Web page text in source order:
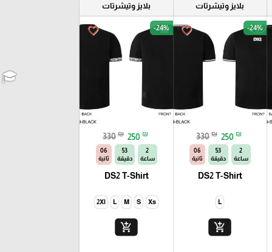
بلايز وتيشرتات
favorite_border -24%
330 ₪ 250 ₪
2
ساعة
53
دقيقة
04
ثانية
DS2 T-Shirt
L
add_shopping_cart
بلايز وتيشرتات
favorite_border -24%
330 ₪ 250 ₪
2
ساعة
53
دقيقة
04
ثانية
DS2 T-Shirt
Xs
S
M
L
2Xl
add_shopping_cart